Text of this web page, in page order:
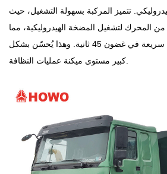
تتميز المركبة بسهولة التشغيل، حيث
المحرك لتشغيل المضخة الهيدروليكية، مما
يتيح دورات تحميل وتفريغ سريعة في غضون 45 ثانية. وهذا يُحسّن بشكل